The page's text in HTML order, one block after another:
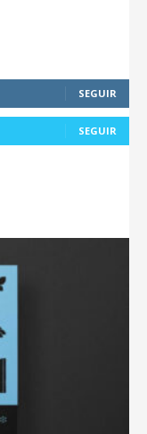
SEGUIR
SEGUIR